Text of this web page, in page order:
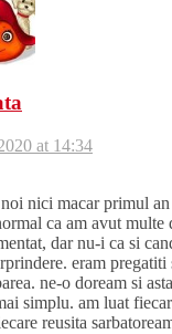
at 14:34
nici macar primul
ca am avut multe
dar nu-i ca si
eram pregatiti
ne-o doream si
simplu. am luat
reusita